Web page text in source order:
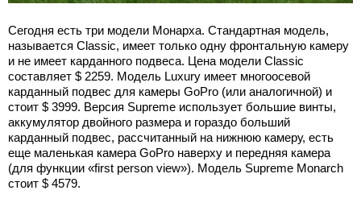
Сегодня есть три модели Монарха. Стандартная модель,
называется Classic, имеет только одну фронтальную камеру
и не имеет карданного подвеса. Цена модели Classic
составляет $ 2259. Модель Luxury имеет многоосевой
карданный подвес для камеры GoPro (или аналогичной) и
стоит $ 3999. Версия Supreme использует большие винты,
аккумулятор двойного размера и гораздо больший
карданный подвес, рассчитанный на нижнюю камеру, есть
еще маленькая камера GoPro наверху и передняя камера
(для функции «first person view»). Модель Supreme Monarch
стоит $ 4579.